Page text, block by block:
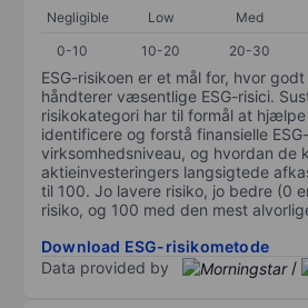
Negligible Low Med
0-10
10-20 20-30
ESG-risikoen er et mål for, hvor
håndterer væsentlige ESG-risici.
risikokategori har til formål at
identificere og forstå finansielle
virksomhedsniveau, og hvordan de
aktieinvesteringers langsigtede
til 100. Jo lavere risiko, jo bedre (0
risiko, og 100 med den mest
Download ESG-risikometode
Data provided by
/